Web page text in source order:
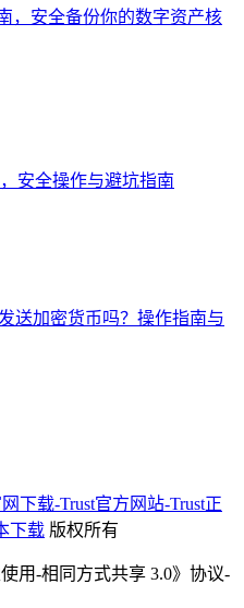
，安全备份你的数字资产核
安全操作与避坑指南
送加密货币吗？操作指南与
网下载-Trust官方网站-Trust正
下载 版权所有
用-相同方式共享 3.0》协议-